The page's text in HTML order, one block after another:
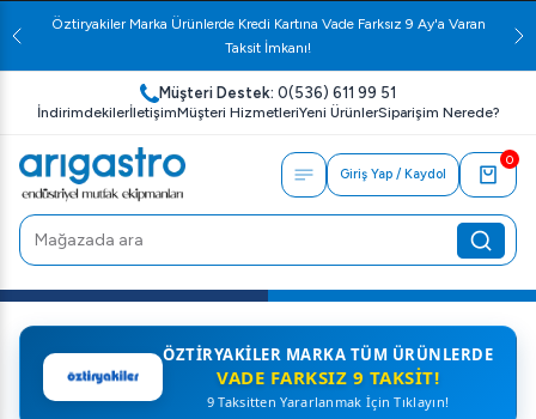
Öztiryakiler Marka Ürünlerde Kredi Kartına Vade Farksız 9 Ay'a Varan
Taksit İmkanı!
Müşteri Destek: 0(536) 611 99 51
İndirimdekilerİletişimMüşteri HizmetleriYeni ÜrünlerSiparişim Nerede?
Giriş Yap / Kaydol
0
ÖZTIRYAKILER MARKA TÜM ÜRÜNLERDE
VADE FARKSIZ 9 TAKSIT!
9 Taksitten Yararlanmak İçin Tıklayın!